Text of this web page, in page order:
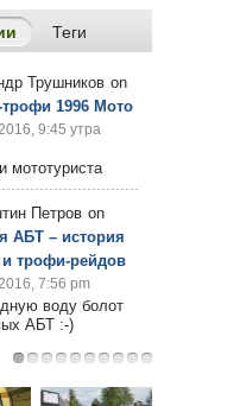
(активная вкладка)
Теги
Трушников on
трофи 1996 Мото
9:45 утра
мототуриста
Петров on
АБТ – история
трофи-рейдов
7:56 pm
воду болот
АБТ :-)